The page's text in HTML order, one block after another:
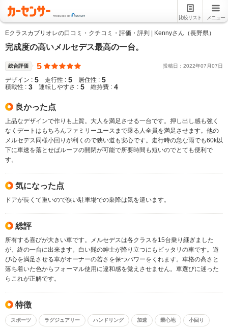
比較リスト メニュー
Eクラスカブリオレの口コミ・クチコミ・評価・評判 | Kennyさん（長野県）
完成度の高いメルセデス最高の一台。
総合評価 5 投稿日： 2022年07 月07日
デザイン : 5 走行性 : 5 居住性 : 5
積載性 : 3 運転しやすさ : 5 維持費 : 4
良かった点
上品なデザインで作りも上質。大人を満足させる一台です。押し出し感も強く
なくデートはもちろんファミリーユースまで乗る人全員を満足させます。他の
メルセデス同様小回りが利くので狭い道も安心です。走行時の急な雨でも60k以
下に車速を落とせばルーフの開閉が可能で所要時間も短いのでとても便利で
す。
気になった点
ドアが長くて重いので狭い駐車場での乗降は気を遣います。
総評
所有する喜びが大きい車です。メルセデスは各クラスを15台乗り継ぎました
が、終の一台に出来ます。白い髭の紳士が降り立つにもピッタリの車です。遊
び心を満足させる車がオーナーの若さを保つパワーをくれます。車格の高さと
落ち着いた色からフォーマル使用に違和感を覚えさせません。車選びに迷った
らこれが正解です。
特徴
スポーツ ラグジュアリー ハンドリング 加速 乗心地 小回り